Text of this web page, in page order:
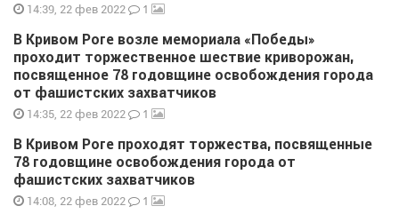
14:39, 22 фев 2022 1
В Кривом Роге возле мемориала «Победы»
проходит торжественное шествие криворожан,
посвященное 78 годовщине освобождения города
от фашистских захватчиков
14:35, 22 фев 2022 1
В Кривом Роге проходят торжества, посвященные
78 годовщине освобождения города от
фашистских захватчиков
14:08, 22 фев 2022 1